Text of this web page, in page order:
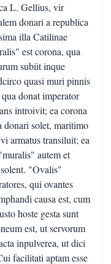
L. Gellius, vir
donari a republica
illa Catilinae
est corona, qua
subiit inque
quasi muri pinnis
donat imperator
introivit; ea corona
solet, maritimo
armatus transiluit; ea
autem et
"Ovalis"
qui ovantes
causa est, cum
hoste gesta sunt
est, ut servorum
inpulverea, ut dici
facilitati aptam esse